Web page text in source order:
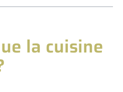
la cuisine